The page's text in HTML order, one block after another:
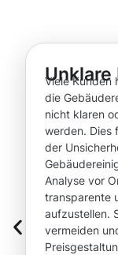
Unklare
Viele Kunden
die
nicht klaren
werden. Dies
der
Analyse vor
transparente
aufzustellen.
vermeiden